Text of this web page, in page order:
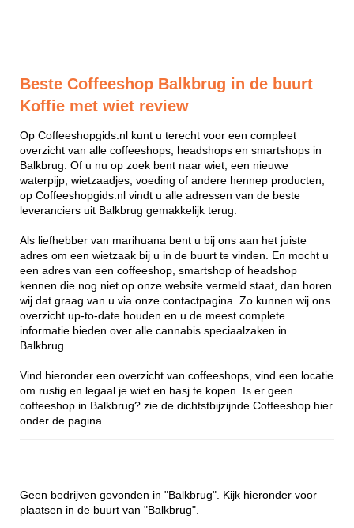
Beste Coffeeshop Balkbrug in de buurt
Koffie met wiet review
Op Coffeeshopgids.nl kunt u terecht voor een compleet
overzicht van alle coffeeshops, headshops en smartshops in
Balkbrug. Of u nu op zoek bent naar wiet, een nieuwe
waterpijp, wietzaadjes, voeding of andere hennep producten,
op Coffeeshopgids.nl vindt u alle adressen van de beste
leveranciers uit Balkbrug gemakkelijk terug.
Als liefhebber van marihuana bent u bij ons aan het juiste
adres om een wietzaak bij u in de buurt te vinden. En mocht u
een adres van een coffeeshop, smartshop of headshop
kennen die nog niet op onze website vermeld staat, dan horen
wij dat graag van u via onze contactpagina. Zo kunnen wij ons
overzicht up-to-date houden en u de meest complete
informatie bieden over alle cannabis speciaalzaken in
Balkbrug.
Vind hieronder een overzicht van coffeeshops, vind een locatie
om rustig en legaal je wiet en hasj te kopen. Is er geen
coffeeshop in Balkbrug? zie de dichtstbijzijnde Coffeeshop hier
onder de pagina.
Geen bedrijven gevonden in "Balkbrug". Kijk hieronder voor
plaatsen in de buurt van "Balkbrug".